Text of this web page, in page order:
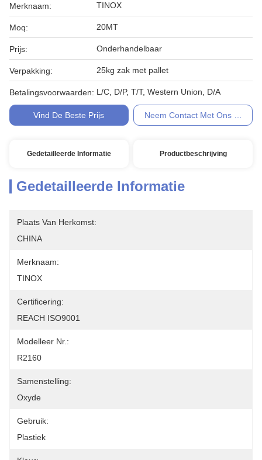
Merknaam: TINOX
Moq: 20MT
Prijs: Onderhandelbaar
Verpakking: 25kg zak met pallet
Betalingsvoorwaarden: L/C, D/P, T/T, Western Union, D/A
Vind De Beste Prijs Neem Contact Met Ons Op
Gedetailleerde Informatie Productbeschrijving
Gedetailleerde Informatie
Plaats Van Herkomst:
CHINA
Merknaam:
TINOX
Certificering:
REACH ISO9001
Modelleer Nr.:
R2160
Samenstelling:
Oxyde
Gebruik:
Plastiek